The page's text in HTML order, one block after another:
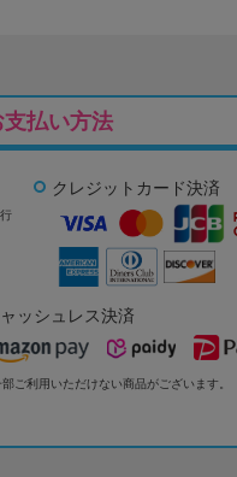
支払い方法
クレジットカード決済
ッシュレス決済
ご利用いただけない商品がございます。